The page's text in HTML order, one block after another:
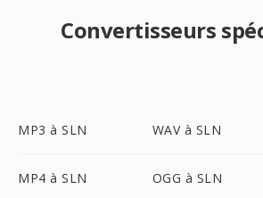
Convertisseurs
MP3 à SLN WAV à SLN
MP4 à SLN OGG à SLN